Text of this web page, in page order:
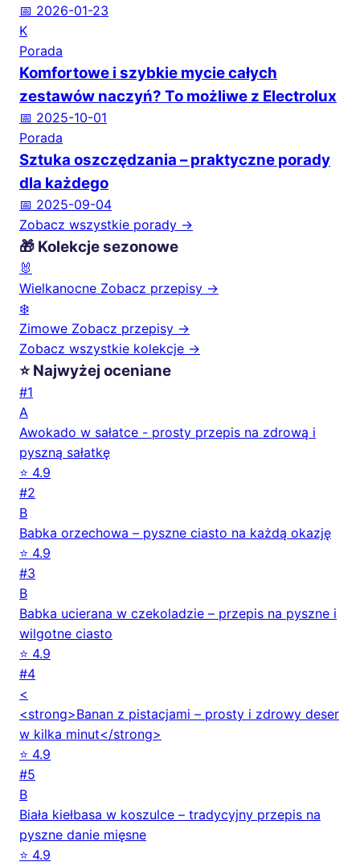
📅 2026-01-23
K
Porada
Komfortowe i szybkie mycie całych
zestawów naczyń? To możliwe z Electrolux
📅 2025-10-01
Porada
Sztuka oszczędzania – praktyczne porady
dla każdego
📅 2025-09-04
Zobacz wszystkie porady →
🎁 Kolekcje sezonowe
🐰
Wielkanocne Zobacz przepisy →
❄️
Zimowe Zobacz przepisy →
Zobacz wszystkie kolekcje →
⭐ Najwyżej oceniane
#1
A
Awokado w sałatce - prosty przepis na zdrową i
pyszną sałatkę
⭐ 4.9
#2
B
Babka orzechowa – pyszne ciasto na każdą okazję
⭐ 4.9
#3
B
Babka ucierana w czekoladzie – przepis na pyszne i
wilgotne ciasto
⭐ 4.9
#4
<
<strong>Banan z pistacjami – prosty i zdrowy deser
w kilka minut</strong>
⭐ 4.9
#5
B
Biała kiełbasa w koszulce – tradycyjny przepis na
pyszne danie mięsne
⭐ 4.9